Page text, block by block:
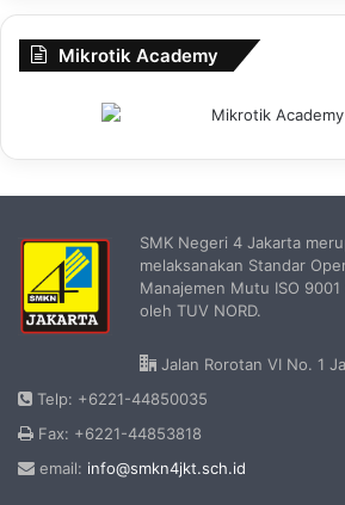
Mikrotik Academy
SMK Negeri 4 Jakarta
melaksanakan Standar
Manajemen Mutu ISO
oleh TUV NORD.
Jalan Rorotan VI No. 1
Telp: +6221-44850035
Fax: +6221-44853818
email: info@smkn4jkt.sch.id